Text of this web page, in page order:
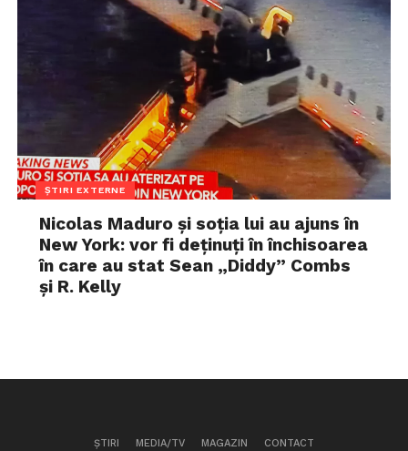
ȘTIRI EXTERNE
Nicolas Maduro și soția lui au ajuns în
New York: vor fi deținuți în închisoarea
în care au stat Sean „Diddy” Combs
și R. Kelly
ȘTIRI MEDIA/TV MAGAZIN CONTACT